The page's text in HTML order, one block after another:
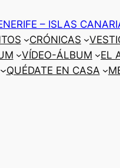
– ISLAS
CRÓNICAS
VÍDEO-ÁLBUM EL
QUÉDATE EN CASA